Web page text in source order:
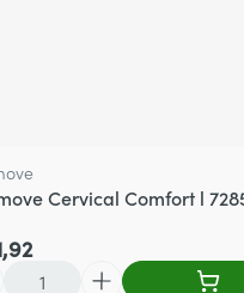
Cervical Comfort l